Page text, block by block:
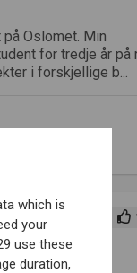
Oslomet. Min
for tredje år på
i forskjellige b...
which is
your
use these
duration,